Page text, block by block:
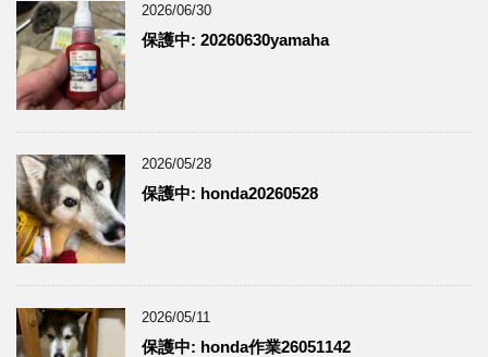
2026/06/30
保護中: 20260630yamaha
2026/05/28
保護中: honda20260528
2026/05/11
保護中: honda作業26051142